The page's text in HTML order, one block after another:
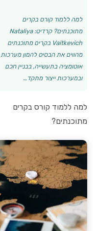
למה ללמוד קורס בקרים
מתוכנתים? קרדיט: Nataliya
Vaitkevich בקרים מתוכנתים
מהווים את הבסיס להמון מערכות
אוטומציה בתעשייה, בבניין חכם
ובמערכות ייצור מתקד…
למה ללמוד קורס בקרים
מתוכנתים?